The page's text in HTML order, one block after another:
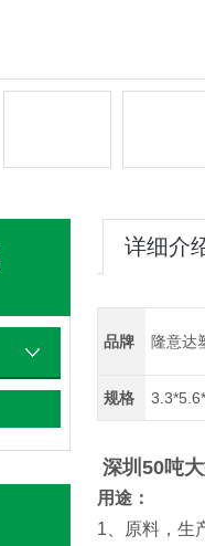
详细介
品牌 隆意达
规格
深圳50吨
用途：
1、原料，生